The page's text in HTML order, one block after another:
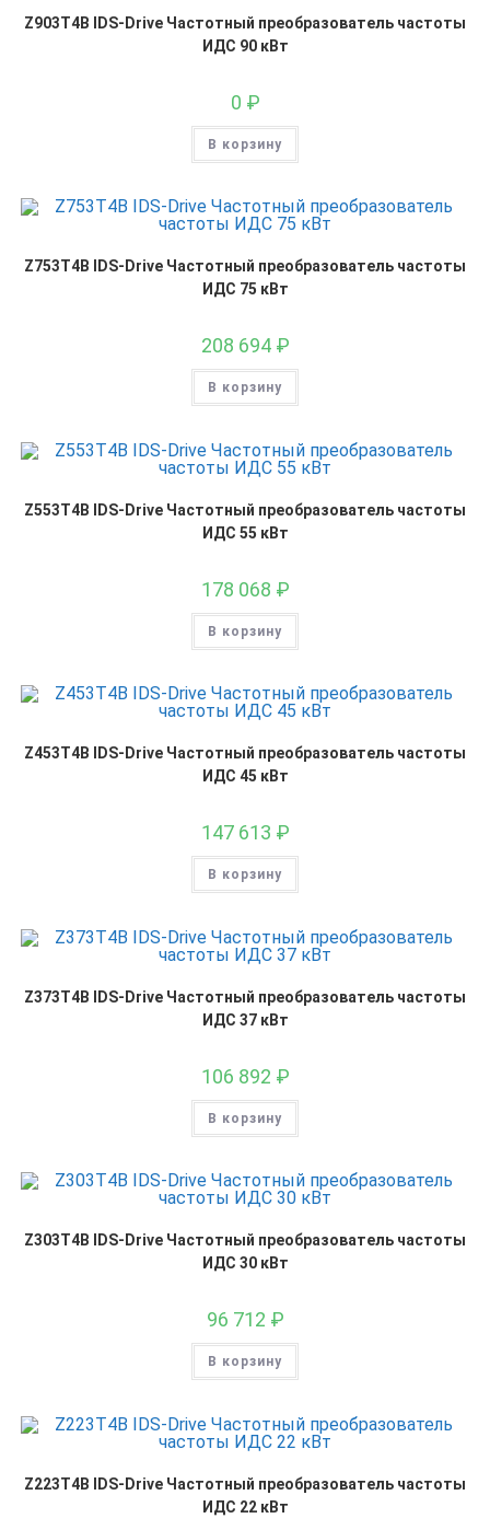
Z903T4B IDS-Drive Частотный преобразователь частоты
ИДС 90 кВт
0 ₽
В корзину
Z753T4B IDS-Drive Частотный преобразователь частоты
ИДС 75 кВт
208 694 ₽
В корзину
Z553T4B IDS-Drive Частотный преобразователь частоты
ИДС 55 кВт
178 068 ₽
В корзину
Z453T4B IDS-Drive Частотный преобразователь частоты
ИДС 45 кВт
147 613 ₽
В корзину
Z373T4B IDS-Drive Частотный преобразователь частоты
ИДС 37 кВт
106 892 ₽
В корзину
Z303T4B IDS-Drive Частотный преобразователь частоты
ИДС 30 кВт
96 712 ₽
В корзину
Z223T4B IDS-Drive Частотный преобразователь частоты
ИДС 22 кВт